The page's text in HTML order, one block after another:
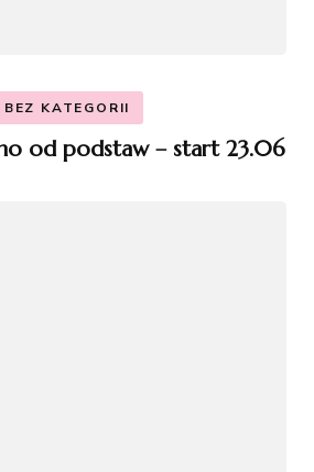
BEZ KATEGORII
od podstaw – start 23.06